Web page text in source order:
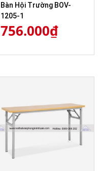
Bàn Hội Trường BOV-
1205-1
756.000₫